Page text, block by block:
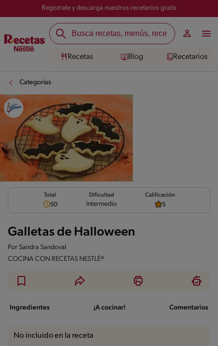
Registrate y descarga nuestros recetarios gratis
Recetas Blog Recetarios
Categorías
Total
50
Dificultad
Intermedio
Calificación
5
Galletas de Halloween
Por Sandra Sandoval
COCINA CON RECETAS NESTLÉ®
Ingredientes ¡A cocinar! Comentarios
No incluido en la receta